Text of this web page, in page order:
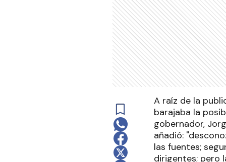
A raíz de la
barajaba la
gobernador,
añadió:
las fuentes;
dirigentes; pero